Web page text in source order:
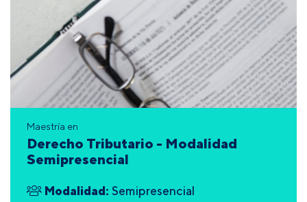
Maestría en
Derecho Tributario - Modalidad
Semipresencial
Modalidad: Semipresencial